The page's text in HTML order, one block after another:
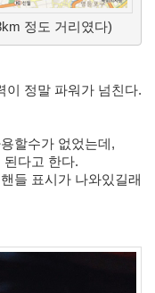
정도 거리였다)
할수가 없었는데,
된다고 한다.
들 표시가 나와있길래